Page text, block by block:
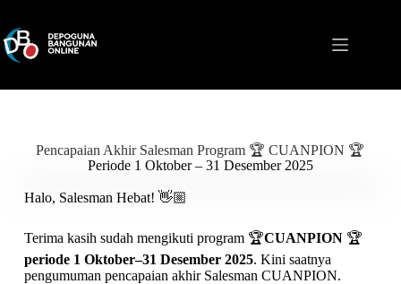
Pencapaian Akhir Salesman Program 🏆 CUANPION 🏆
Periode 1 Oktober – 31 Desember 2025
Halo, Salesman Hebat! 👋🏼
Terima kasih sudah mengikuti program 🏆CUANPION🏆
periode 1 Oktober–31 Desember 2025. Kini saatnya
pengumuman pencapaian akhir Salesman CUANPION.